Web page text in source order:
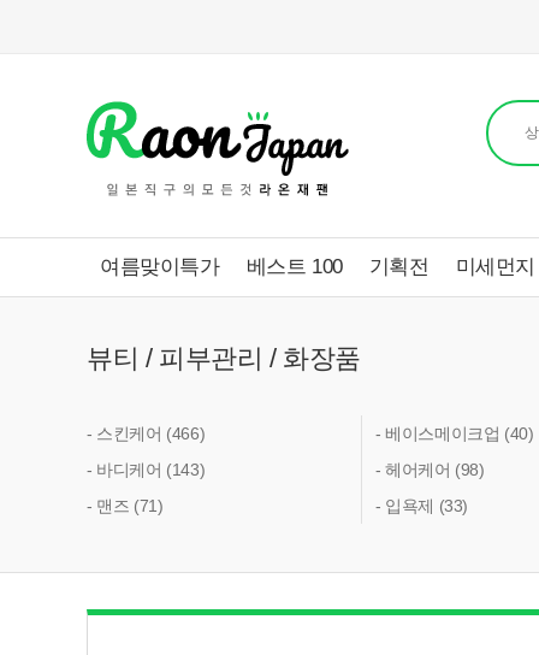
여름맞이특가 베스트 100 기획전 미세먼지
뷰티 / 피부관리 / 화장품
- 스킨케어 (466)
- 베이스메이크업 (40)
- 바디케어 (143)
- 헤어케어 (98)
- 맨즈 (71)
- 입욕제 (33)